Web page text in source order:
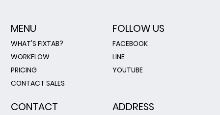
CONTACT ADDRESS
MENU
WHAT'S FIXTAB?
WORKFLOW
PRICING
CONTACT SALES
FOLLOW US
FACEBOOK
LINE
YOUTUBE